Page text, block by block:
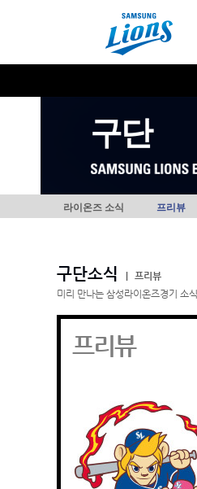
구단
라이온즈 소식 프리뷰
구단소식
프리뷰
미리 만나는 삼성라이온즈경기 소
프리뷰